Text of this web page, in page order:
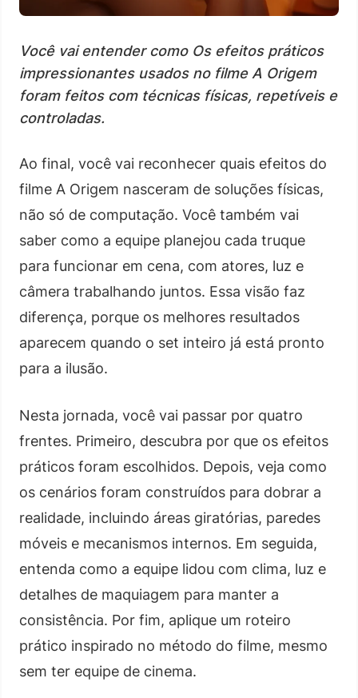
Você vai entender como Os efeitos práticos
impressionantes usados no filme A Origem
foram feitos com técnicas físicas, repetíveis e
controladas.
Ao final, você vai reconhecer quais efeitos do
filme A Origem nasceram de soluções físicas,
não só de computação. Você também vai
saber como a equipe planejou cada truque
para funcionar em cena, com atores, luz e
câmera trabalhando juntos. Essa visão faz
diferença, porque os melhores resultados
aparecem quando o set inteiro já está pronto
para a ilusão.
Nesta jornada, você vai passar por quatro
frentes. Primeiro, descubra por que os efeitos
práticos foram escolhidos. Depois, veja como
os cenários foram construídos para dobrar a
realidade, incluindo áreas giratórias, paredes
móveis e mecanismos internos. Em seguida,
entenda como a equipe lidou com clima, luz e
detalhes de maquiagem para manter a
consistência. Por fim, aplique um roteiro
prático inspirado no método do filme, mesmo
sem ter equipe de cinema.